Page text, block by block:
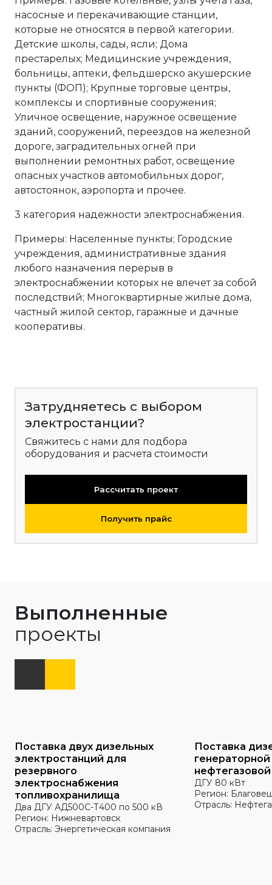
насосные и перекачивающие станции,
которые не относятся в первой категории.
Детские школы, сады, ясли; Дома
престарелых; Медицинские учреждения,
больницы, аптеки, фельдшерско акушерские
пункты (ФОП); Крупные торговые центры,
комплексы и спортивные сооружения;
Уличное освещение, наружное освещение
зданий, сооружений, переездов на железной
дороге, заградительных огней при
выполнении ремонтных работ, освещение
опасных участков автомобильных дорог,
автостоянок, аэропорта и прочее.
3 категория надежности электроснабжения.
Примеры: Населенные пункты; Городские
учреждения, административные здания
любого назначения перерыв в
электроснабжении которых не влечет за собой
последствий; Многоквартирные жилые дома,
частный жилой сектор, гаражные и дачные
кооперативы.
Затрудняетесь с выбором
электростанции?
Свяжитесь с нами для подбора
оборудования и расчета стоимости
Рассчитать проект
Получить прайс
Выполненные
проекты
Поставка двух дизельных
электростанций для
резервного
электроснабжения
топливохранилища
Два ДГУ АД500С-Т400 по 500 кВ
Регион: Нижневартовск
Отрасль: Энергетическая компания
Поставка
ДГУ 80 кВт
Регион:
Отрасль: